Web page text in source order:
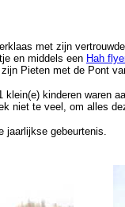
met zijn
en middels een Hah
Pieten met de Pont
klein(e) kinderen waren
niet te veel, om alles
jaarlijkse gebeurtenis.